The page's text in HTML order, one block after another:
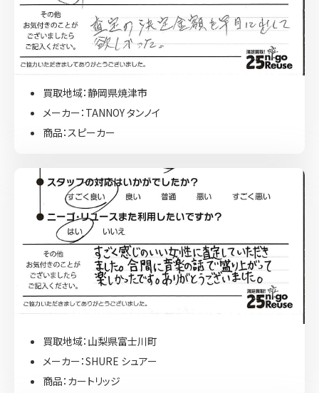
買取地域：静岡県焼津市
メーカー：TANNOY タンノイ
商品：スピーカー
買取地域：山梨県富士川町
メーカー：SHURE シュアー
商品：カートリッジ